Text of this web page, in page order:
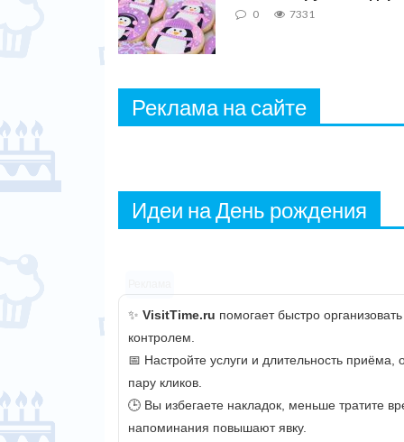
0 7331
Реклама на сайте
Идеи на День рождения
✨ VisitTime.ru помогает быстро
контролем.
📅 Настройте услуги и длительность
пару кликов.
🕒 Вы избегаете накладок, меньше тратите
напоминания повышают явку.